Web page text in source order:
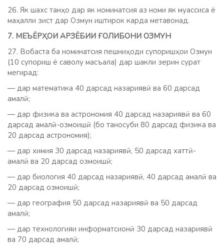
26. Як шахс танҳо дар як номинатсия аз номи як муассиса ё
маҳалли зист дар Озмун иштирок карда метавонад.
7. МЕЪЁРҲОИ АРЗЁБИИ ҒОЛИБОНИ ОЗМУН
27. Вобаста ба номинатсия пешниҳоди супоришҳои Озмун
(10 супориш ё саволу масъала) дар шакли зерин сурат
мегирад:
— дар математика 40 дарсад назариявӣ ва 60 дарсад
амалӣ;
— дар физика ва астрономия 40 дарсад назариявӣ ва 60
дарсад амалӣ-озмоишӣ (бо таносуби 80 дарсад физика ва
20 дарсад астрономия);
— дар химия 30 дарсад назариявӣ, 50 дарсад хаттӣ-
амалӣ ва 20 дарсад озмоишӣ;
— дар биология 40 дарсад назариявӣ, 40 дарсад амалӣ ва
20 дарсад озмоишӣ;
— дар география 50 дарсад назариявӣ ва 50 дарсад
амалӣ;
— дар технологияи информатсионӣ 30 дарсад назариявӣ
ва 70 дарсад амалӣ;